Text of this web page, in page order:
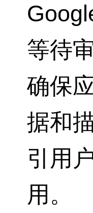
等待
确保
据和
引用
用。